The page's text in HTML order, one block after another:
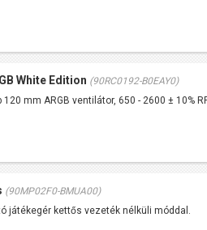
White Edition (90RC0192-B0EAY0)
mm ARGB ventilátor, 650 - 2600 ± 10%
(90MP02F0-BMUA00)
játékegér kettős vezeték nélküli móddal.